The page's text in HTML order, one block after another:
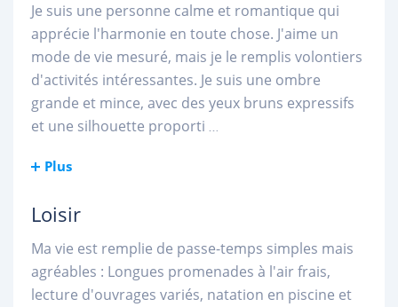
Je suis une personne calme et romantique qui
apprécie l'harmonie en toute chose. J'aime un
mode de vie mesuré, mais je le remplis volontiers
d'activités intéressantes. Je suis une ombre
grande et mince, avec des yeux bruns expressifs
et une silhouette proporti ...
Plus
Loisir
Ma vie est remplie de passe-temps simples mais
agréables : Longues promenades à l'air frais,
lecture d'ouvrages variés, natation en piscine et